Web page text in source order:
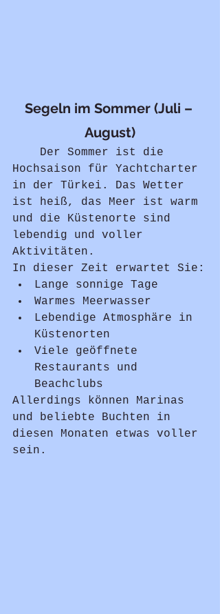
Segeln im Sommer (Juli –
August)
Hochsaison für Yachtcharter
in der Türkei. Das Wetter
ist heiß, das Meer ist warm
und die Küstenorte sind
lebendig und voller
Aktivitäten.
In dieser Zeit erwartet Sie:
Lange sonnige Tage
Warmes Meerwasser
Lebendige Atmosphäre in
Küstenorten
Viele geöffnete
Restaurants und
Beachclubs
Allerdings können Marinas
und beliebte Buchten in
diesen Monaten etwas voller
sein.